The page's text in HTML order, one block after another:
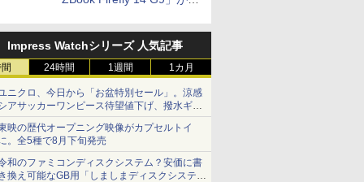
セール
Impress Watchシリーズ 人気記事
24時間 1週間 1カ月
ニクロ、今日から「お盆特別セール」。涼感
アサッカーワンピース待望値下げ、撥水ギア
ョーツは1990円に
映の歴代オープニング映像がカプセルトイ
。全5種で8月下旬発売
和のファミコンディスクシステム？安価に書
換え可能なGB用「しましまディスクシステ